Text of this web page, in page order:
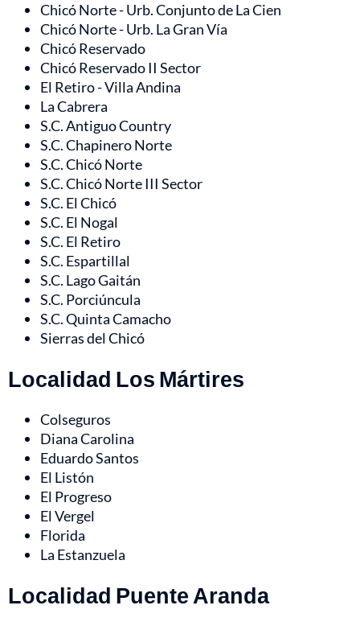
Chicó Norte - Urb. Conjunto de La Cien
Chicó Norte - Urb. La Gran Vía
Chicó Reservado
Chicó Reservado II Sector
El Retiro - Villa Andina
La Cabrera
S.C. Antiguo Country
S.C. Chapinero Norte
S.C. Chicó Norte
S.C. Chicó Norte III Sector
S.C. El Chicó
S.C. El Nogal
S.C. El Retiro
S.C. Espartillal
S.C. Lago Gaitán
S.C. Porciúncula
S.C. Quinta Camacho
Sierras del Chicó
Localidad Los Mártires
Colseguros
Diana Carolina
Eduardo Santos
El Listón
El Progreso
El Vergel
Florida
La Estanzuela
Localidad Puente Aranda